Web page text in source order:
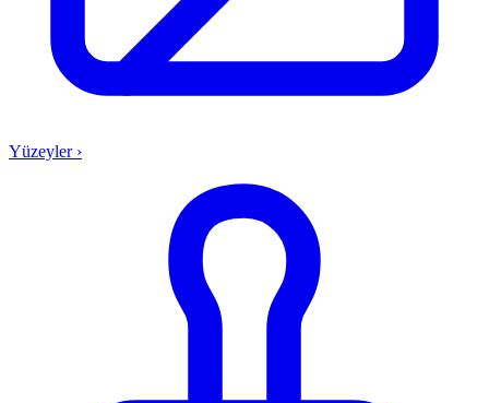
Yüzeyler ›